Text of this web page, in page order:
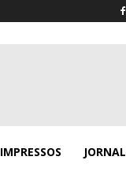
IMPRESSOS JORNAL